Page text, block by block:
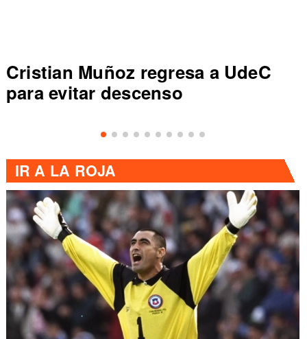
Cristian Muñoz regresa a UdeC
para evitar descenso
IR A LA ROJA